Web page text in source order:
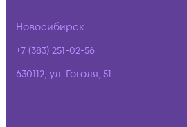
Новосибирск
+7 (383) 251-02-56
630112, ул. Гоголя, 51